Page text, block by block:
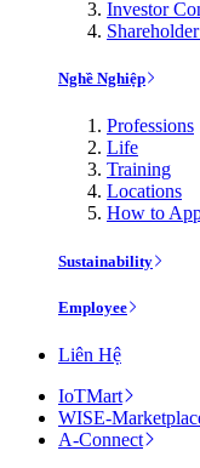
Investor
Nghề Nghiệp
Professions
Life
Training
Locations
How to
Sustainability
Employee
Liên Hệ
IoTMart
WISE-
A-Connect